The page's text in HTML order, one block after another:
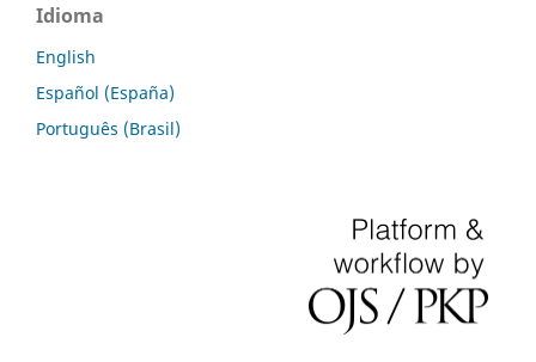
Idioma
English
Español (España)
Português (Brasil)